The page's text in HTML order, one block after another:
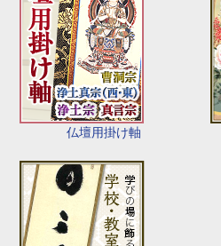
仏壇用掛け軸